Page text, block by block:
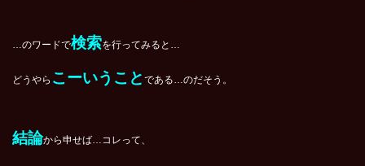
…のワードで検索を行ってみると…
どうやら こーいうこと である…のだそう。
結論から申せば…コレって、